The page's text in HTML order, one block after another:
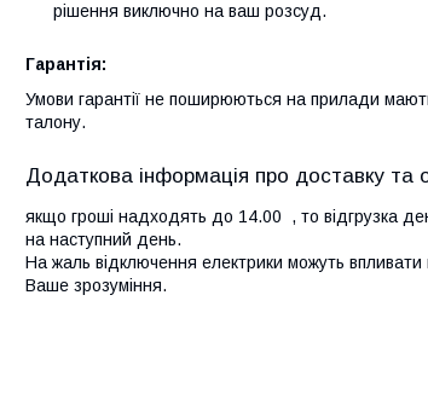
рішення виключно на ваш розсуд.
Гарантія:
Умови гарантії не поширюються на прилади
талону.
якщо гроші надходять до 14.00 , то відгрузка
на наступний день.
На жаль відключення електрики можуть впливати
Ваше зрозуміння.